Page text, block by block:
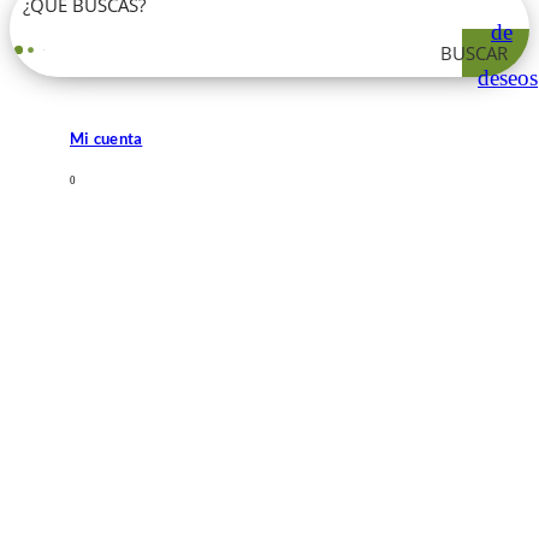
BUSCAR
Mi cuenta
0
de
deseos